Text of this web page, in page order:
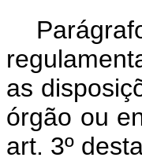
as
órgão ou
art. 3º